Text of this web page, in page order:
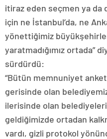
itiraz eden seçmen ya
için ne İstanbul’da, ne
yönettiğimiz
yaratmadığımız ortada”
sürdürdü:
“Bütün memnuniyet
gerisinde olan
ilerisinde olan
geldiğimizde ortadan
vardı, gizli protokol